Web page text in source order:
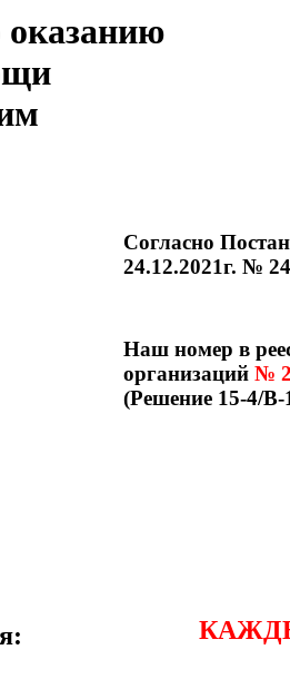
оказанию
Согласно
24.12.2021г. №
Наш номер в
организаций №
(Решение 15-4/В-
КАЖДЫЙ